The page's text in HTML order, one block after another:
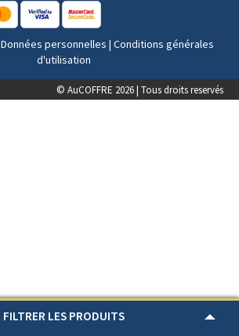
FILTRER LES PRODUITS
Données personnelles | Conditions générales
d'utilisation
© AuCOFFRE 2026 | Tous droits reservés